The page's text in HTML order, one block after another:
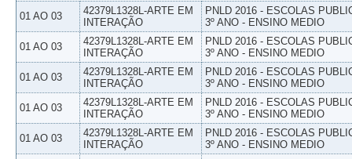
01 AO 03
42379L1328L-ARTE EM
INTERAÇÃO
PNLD 2016 - ESCOLAS
3º ANO - ENSINO MEDIO
01 AO 03
42379L1328L-ARTE EM
INTERAÇÃO
PNLD 2016 - ESCOLAS
3º ANO - ENSINO MEDIO
01 AO 03
42379L1328L-ARTE EM
INTERAÇÃO
PNLD 2016 - ESCOLAS
3º ANO - ENSINO MEDIO
01 AO 03
42379L1328L-ARTE EM
INTERAÇÃO
PNLD 2016 - ESCOLAS
3º ANO - ENSINO MEDIO
01 AO 03
42379L1328L-ARTE EM
INTERAÇÃO
PNLD 2016 - ESCOLAS
3º ANO - ENSINO MEDIO